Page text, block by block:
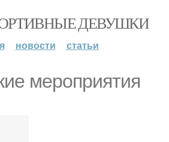
ДЕВУШКИ
новости статьи
мероприятия